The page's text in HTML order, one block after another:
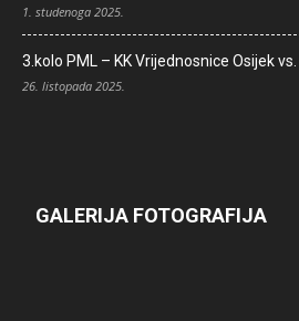
1. studenoga 2025.
3.kolo PML – KK Vrijednosnice Osijek
26. listopada 2025.
GALERIJA FOTOGRAFIJA